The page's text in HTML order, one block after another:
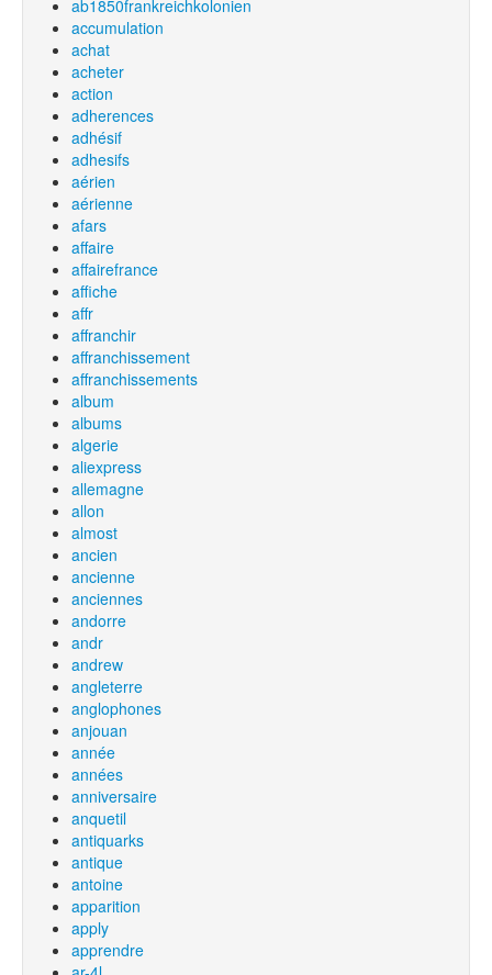
ab1850frankreichkolonien
accumulation
achat
acheter
action
adherences
adhésif
adhesifs
aérien
aérienne
afars
affaire
affairefrance
affiche
affr
affranchir
affranchissement
affranchissements
album
albums
algerie
aliexpress
allemagne
allon
almost
ancien
ancienne
anciennes
andorre
andr
andrew
angleterre
anglophones
anjouan
année
années
anniversaire
anquetil
antiquarks
antique
antoine
apparition
apply
apprendre